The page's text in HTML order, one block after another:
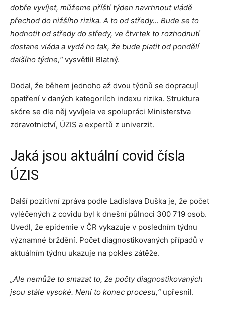
dobře vyvíjet, můžeme příští týden navrhnout vládě
přechod do nižšího rizika. A to od středy… Bude se to
hodnotit od středy do středy, ve čtvrtek to rozhodnutí
dostane vláda a vydá ho tak, že bude platit od pondělí
dalšího týdne,“vysvětlil Blatný.
Dodal, že během jednoho až dvou týdnů se dopracují
opatření v daných kategoriích indexu rizika. Struktura
skóre se dle něj vyvíjela ve spolupráci Ministerstva
zdravotnictví, ÚZIS a expertů z univerzit.
Jaká jsou aktuální covid čísla
ÚZIS
Další pozitivní zpráva podle Ladislava Duška je, že počet
vyléčených z covidu byl k dnešní půlnoci 300 719 osob.
Uvedl, že epidemie v ČR vykazuje v posledním týdnu
významné brždění. Počet diagnostikovaných případů v
aktuálním týdnu ukazuje na pokles zátěže.
„Ale nemůže to smazat to, že počty diagnostikovaných
jsou stále vysoké. Není to konec procesu,“upřesnil.